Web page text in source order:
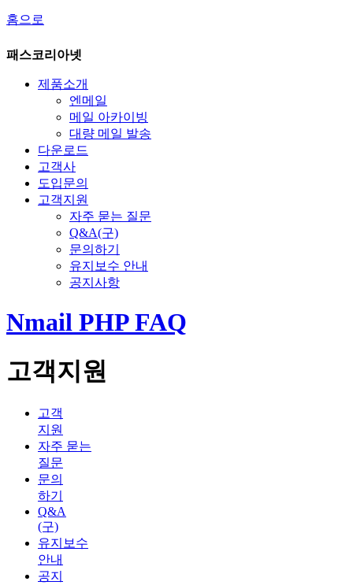
홈으로
패스코리아넷
제품소개
엔메일
메일 아카이빙
대량 메일 발송
다운로드
고객사
도입문의
고객지원
자주 묻는 질문
Q&A(구)
문의하기
유지보수 안내
공지사항
Nmail PHP FAQ
고객지원
고객
지원
자주 묻는
질문
문의
하기
Q&A
(구)
유지보수
안내
공지